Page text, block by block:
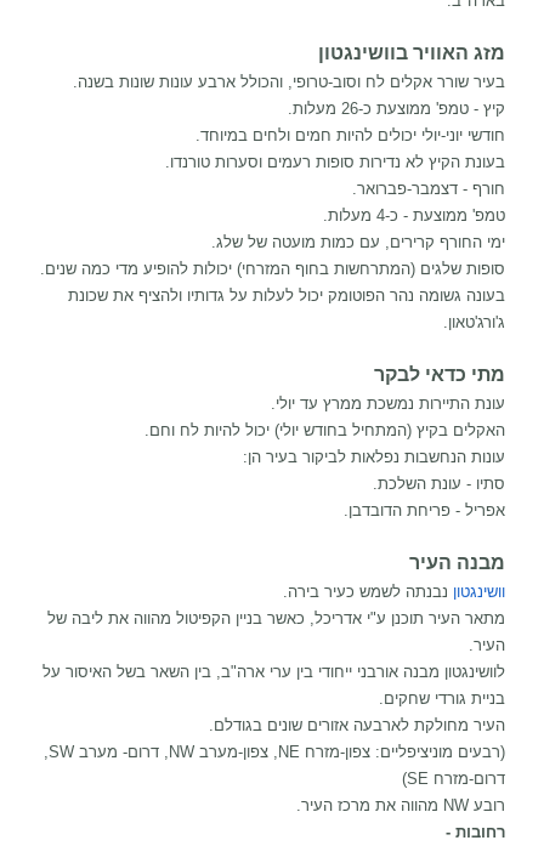
מזג האוויר בוושינגטון
בעיר שורר אקלים לח וסוב-טרופי, והכולל ארבע עונות שונות בשנה.
קיץ - טמפ' ממוצעת כ-26 מעלות.
חודשי יוני-יולי יכולים להיות חמים ולחים במיוחד.
בעונת הקיץ לא נדירות סופות רעמים וסערות טורנדו.
חורף - דצמבר-פברואר.
טמפ' ממוצעת - כ-4 מעלות.
ימי החורף קרירים, עם כמות מועטה של שלג.
סופות שלגים (המתרחשות בחוף המזרחי) יכולות להופיע מדי כמה שנים.
בעונה גשומה נהר הפוטומק יכול לעלות על גדותיו ולהציף את שכונת
ג'ורג'טאון.
מתי כדאי לבקר
עונת התיירות נמשכת ממרץ עד יולי.
האקלים בקיץ (המתחיל בחודש יולי) יכול להיות לח וחם.
עונות הנחשבות נפלאות לביקור בעיר הן:
סתיו - עונת השלכת.
אפריל - פריחת הדובדבן.
מבנה העיר
וושינגטון נבנתה לשמש כעיר בירה.
מתאר העיר תוכנן ע"י אדריכל, כאשר בניין הקפיטול מהווה את ליבה של
העיר.
לוושינגטון מבנה אורבני ייחודי בין ערי ארה"ב, בין השאר בשל האיסור על
בניית גורדי שחקים.
העיר מחולקת לארבעה אזורים שונים בגודלם.
(רבעים מוניציפליים: צפון-מזרח NE, צפון-מערב NW, דרום- מערב SW,
דרום-מזרח SE)
רובע NW מהווה את מרכז העיר.
רחובות -